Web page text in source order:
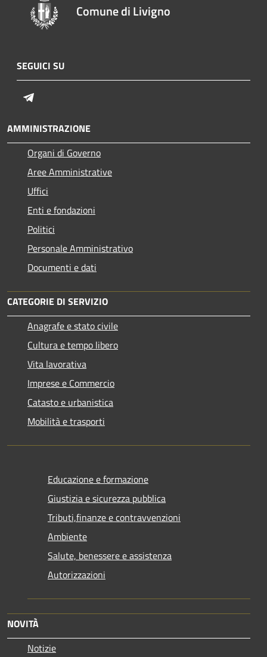
Comune di Livigno
SEGUICI SU
AMMINISTRAZIONE
Organi di Governo
Aree Amministrative
Uffici
Enti e fondazioni
Politici
Personale Amministrativo
Documenti e dati
CATEGORIE DI SERVIZIO
Anagrafe e stato civile
Cultura e tempo libero
Vita lavorativa
Imprese e Commercio
Catasto e urbanistica
Mobilità e trasporti
Educazione e formazione
Giustizia e sicurezza pubblica
Tributi,finanze e contravvenzioni
Ambiente
Salute, benessere e assistenza
Autorizzazioni
NOVITÀ
Notizie